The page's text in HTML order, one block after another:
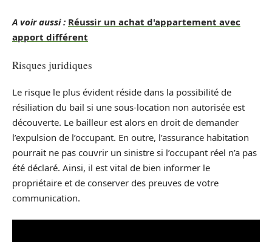
A voir aussi : Réussir un achat d'appartement avec
apport différent
Risques juridiques
Le risque le plus évident réside dans la possibilité de
résiliation du bail si une sous-location non autorisée est
découverte. Le bailleur est alors en droit de demander
l’expulsion de l’occupant. En outre, l’assurance habitation
pourrait ne pas couvrir un sinistre si l’occupant réel n’a pas
été déclaré. Ainsi, il est vital de bien informer le
propriétaire et de conserver des preuves de votre
communication.